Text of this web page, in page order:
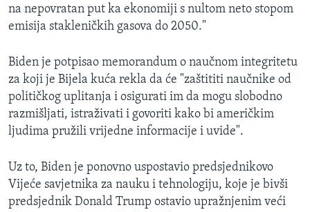
na nepovratan put ka ekonomiji s nultom neto stopom
emisija stakleničkih gasova do 2050."
Biden je potpisao memorandum o naučnom integritetu
za koji je Bijela kuća rekla da će "zaštititi naučnike od
političkog uplitanja i osigurati im da mogu slobodno
razmišljati, istraživati i govoriti kako bi američkim
ljudima pružili vrijedne informacije i uvide".
Uz to, Biden je ponovno uspostavio predsjednikovo
Vijeće savjetnika za nauku i tehnologiju, koje je bivši
predsjednik Donald Trump ostavio upražnjenim veći